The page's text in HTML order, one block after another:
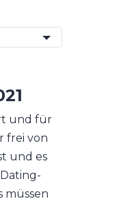
und für
frei von
und es
müssen